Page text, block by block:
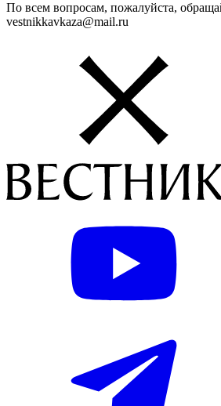
По всем вопросам, пожалуйста,
vestnikkavkaza@mail.ru